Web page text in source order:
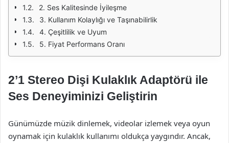
2. Ses Kalitesinde İyileşme
3. Kullanım Kolaylığı ve Taşınabilirlik
4. Çeşitlilik ve Uyum
5. Fiyat Performans Oranı
2’1 Stereo Dişi Kulaklık Adaptörü ile
Ses Deneyiminizi Geliştirin
Günümüzde müzik dinlemek, videolar izlemek veya oyun
oynamak için kulaklık kullanımı oldukça yaygındır. Ancak,